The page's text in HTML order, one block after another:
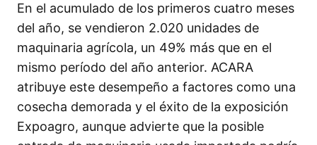
En el acumulado de los primeros cuatro meses
del año, se vendieron 2.020 unidades de
maquinaria agrícola, un 49% más que en el
mismo período del año anterior. ACARA
atribuye este desempeño a factores como una
cosecha demorada y el éxito de la exposición
Expoagro, aunque advierte que la posible